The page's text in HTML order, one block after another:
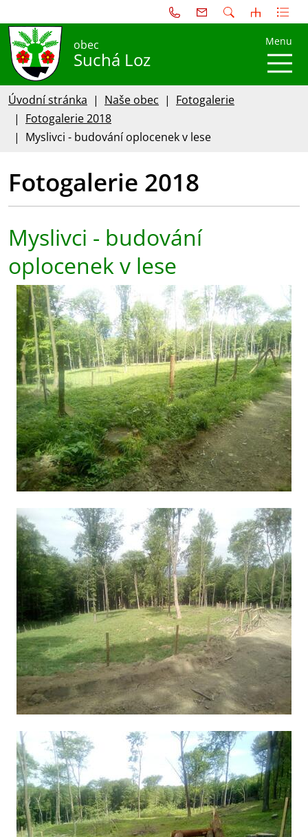
obec
Suchá Loz
Menu
Úvodní stránka Naše obec
Fotogalerie
Fotogalerie 2018
Myslivci - budování oplocenek v lese
Fotogalerie 2018
Myslivci - budování
oplocenek v lese